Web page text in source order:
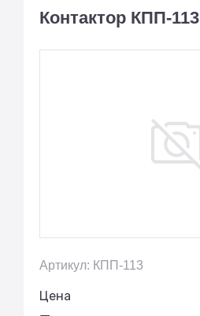
Контактор КПП-113
Артикул: КПП-113
Цена